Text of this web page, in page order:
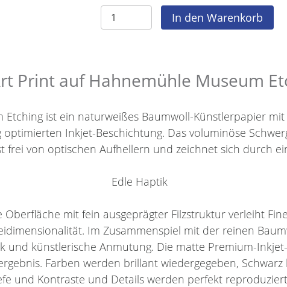
Print auf Hahnemühle Museum
Etching ist ein naturweißes Baumwoll-Künstlerpapier
optimierten Inkjet-Beschichtung. Das voluminöse
frei von optischen Aufhellern und zeichnet sich durch
Edle Haptik
mit fein ausgeprägter Filzstruktur verleiht
Im Zusammenspiel mit der reinen
und künstlerische Anmutung. Die matte Premium-
Farben werden brillant wiedergegeben,
und Kontraste und Details werden perfekt